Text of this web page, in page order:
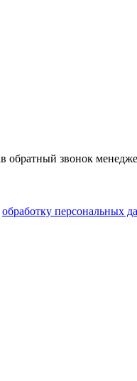
обратный звонок
обработку персональных